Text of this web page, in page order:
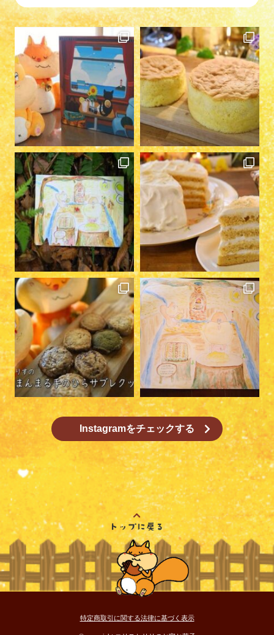
Instagramをチェックする
特定商取引に関する法律に基づく表示